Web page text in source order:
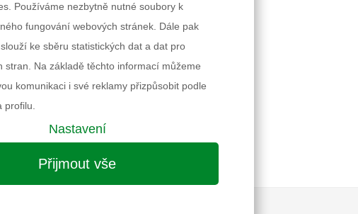
Používáme nezbytně nutné soubory k
fungování webových stránek. Dále pak
ke sběru statistických dat a dat pro
stran. Na základě těchto informací můžeme
komunikaci i své reklamy přizpůsobit podle
profilu.
Nastavení
Přijmout vše